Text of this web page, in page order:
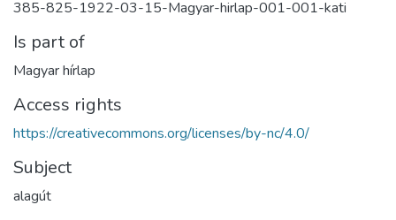
385-825-1922-03-15-Magyar-hirlap-001-001-kati
Is part of
Magyar hírlap
Access rights
https://creativecommons.org/licenses/by-nc/4.0/
Subject
alagút